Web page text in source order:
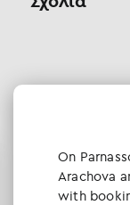
Οn
Arachova
with